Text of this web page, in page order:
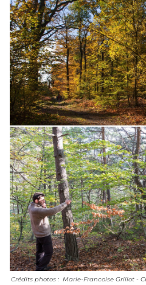
Crédits photos : Marie-Francoise Grillot -